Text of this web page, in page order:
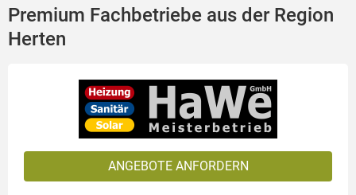
Premium Fachbetriebe aus der Region
Herten
ANGEBOTE ANFORDERN